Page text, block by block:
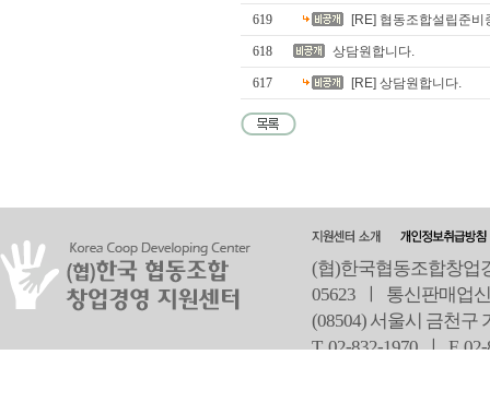
619 [RE] 협동조합설립준비
618 상담원합니다.
617 [RE] 상담원합니다.
(협)한국협동조합창업
05623 ㅣ 통신판매업
(08504) 서울시 금천구
T 02-832-1970 ㅣF